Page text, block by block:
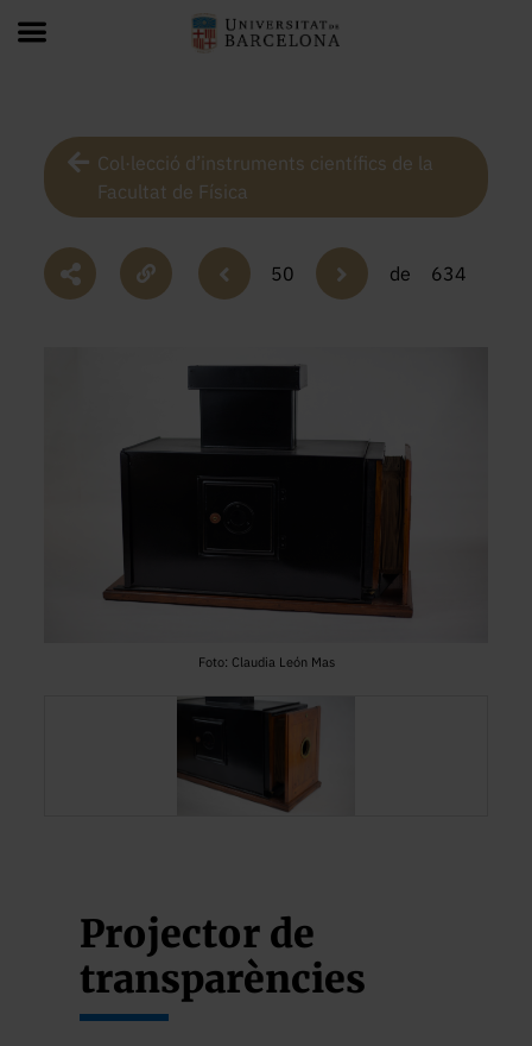
Col·lecció d’instruments científics de la
Facultat de Física
50 de 634
Foto: Claudia León Mas
Projector de
transparències